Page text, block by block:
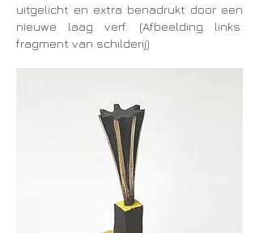
uitgelicht en extra benadrukt door een
nieuwe laag verf. (Afbeelding links:
fragment van schilderij)